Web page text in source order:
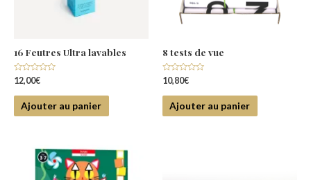
16 Feutres Ultra lavables
Note
0
sur
12,00€
Ajouter au panier
8 tests de vue
Note
0
sur
10,80€
Ajouter au panier